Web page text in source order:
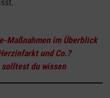
Maßnahmen im Überblick
und Co.?
du wissen